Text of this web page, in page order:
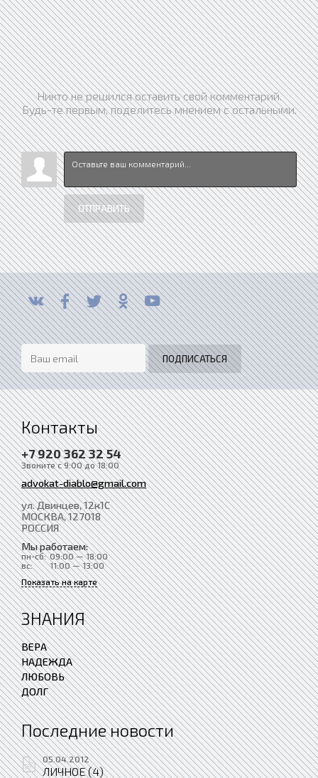
Никто не решился оставить свой комментарий.
Будь-те первым, поделитесь мнением с остальными.
ОТПРАВИТЬ
Контакты
+7 920 362 32 54
Звоните с 9:00 до 18:00
advokat-diablo@gmail.com
ул. Двинцев, 12к1С
МОСКВА, 127018
РОССИЯ
Мы работаем:
пн-сб: 09:00 — 18:00
вс:
11:00 — 13:00
Показать на карте
ЗНАНИЯ
ВЕРА
НАДЕЖДА
ЛЮБОВЬ
ДОЛГ
Последние новости
05.04.2012
ЛИЧНОЕ (4)